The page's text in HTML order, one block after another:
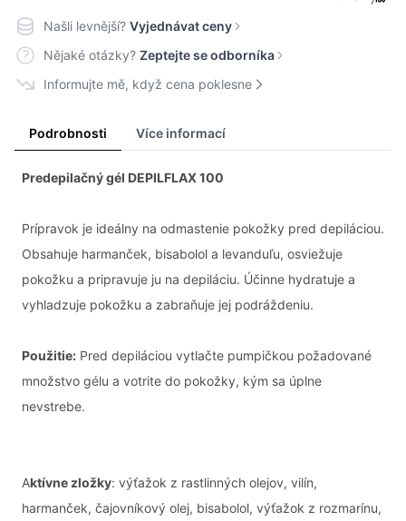
Našli levnější? Vyjednávat ceny
Nějaké otázky? Zeptejte se odborníka
Informujte mě, když cena poklesne
Podrobnosti Více informací
Predepilačný gél DEPILFLAX 100
Prípravok je ideálny na odmastenie pokožky pred depiláciou.
Obsahuje harmanček, bisabolol a levanduľu, osviežuje
pokožku a pripravuje ju na depiláciu. Účinne hydratuje a
vyhladzuje pokožku a zabraňuje jej podráždeniu.
Použitie: Pred depiláciou vytlačte pumpičkou požadované
množstvo gélu a votrite do pokožky, kým sa úplne
nevstrebe.
Aktívne zložky: výťažok z rastlinných olejov, vilín,
harmanček, čajovníkový olej, bisabolol, výťažok z rozmarínu,